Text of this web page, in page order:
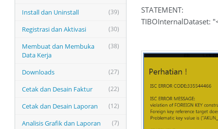
(39)
Install dan Uninstall
(30)
Registrasi dan Aktivasi
(38)
Membuat dan Membuka
Data Kerja
(27)
Downloads
(22)
Cetak dan Desain Faktur
(12)
Cetak dan Desain Laporan
(7)
Analisis Grafik dan Laporan
STATEMENT:
TIBOInternalDataset: